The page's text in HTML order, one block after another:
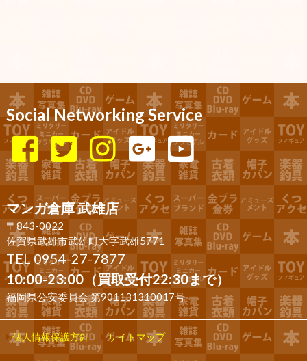
Social Networking Service
マンガ倉庫 武雄店
〒843-0022
佐賀県武雄市武雄町大字武雄5771
TEL 0954-27-7877
10:00-23:00（買取受付22:30まで）
福岡県公安委員会 第901131310017号
個人情報保護方針 サイトマップ